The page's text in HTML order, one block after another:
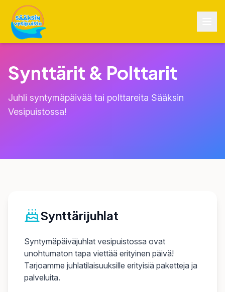
Synttärit & Polttarit
Juhli syntymäpäivää tai polttareita Sääksin
Vesipuistossa!
Synttärijuhlat
Syntymäpäiväjuhlat vesipuistossa ovat
unohtumaton tapa viettää erityinen päivä!
Tarjoamme juhlatilaisuuksille erityisiä paketteja ja
palveluita.